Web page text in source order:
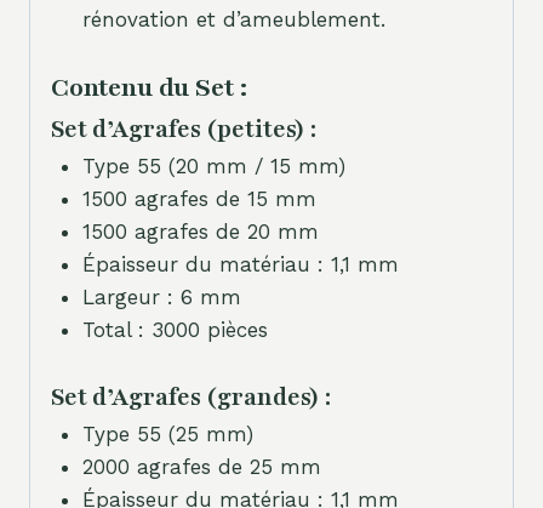
rénovation et d’ameublement.
Contenu du Set :
Set d’Agrafes (petites) :
Type 55 (20 mm / 15 mm)
1500 agrafes de 15 mm
1500 agrafes de 20 mm
Épaisseur du matériau : 1,1 mm
Largeur : 6 mm
Total : 3000 pièces
Set d’Agrafes (grandes) :
Type 55 (25 mm)
2000 agrafes de 25 mm
Épaisseur du matériau : 1,1 mm